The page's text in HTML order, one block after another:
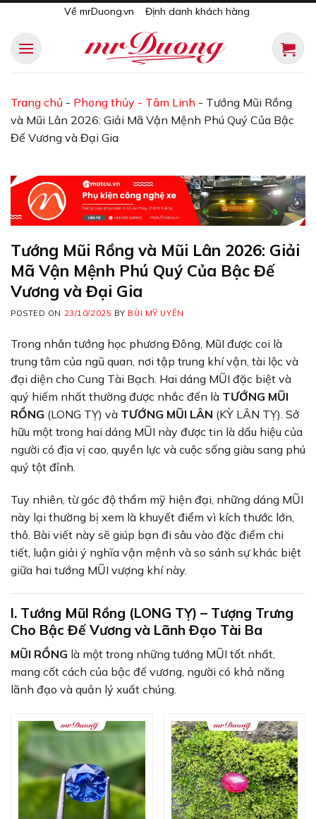
content
Về mrDuong.vn Định danh khách hàng
Trang chủ - Phong thủy - Tâm Linh - Tướng Mũi Rồng
và Mũi Lân 2026: Giải Mã Vận Mệnh Phú Quý Của Bậc
Đế Vương và Đại Gia
Tướng Mũi Rồng và Mũi Lân 2026: Giải
Mã Vận Mệnh Phú Quý Của Bậc Đế
Vương và Đại Gia
POSTED ON 23/10/2025 BY BÙI MỸ UYÊN
Trong nhân tướng học phương Đông, MũI được coi là
trung tâm của ngũ quan, nơi tập trung khí vận, tài lộc và
đại diện cho Cung Tài Bạch. Hai dáng MŨI đặc biệt và
quý hiếm nhất thường được nhắc đến là TƯỚNG MŨI
RỒNG (LONG TỴ) và TƯỚNG MŨI LÂN (KỲ LÂN TỴ). Sở
hữu một trong hai dáng MŨI này được tin là dấu hiệu của
người có địa vị cao, quyền lực và cuộc sống giàu sang phú
quý tột đỉnh.
Tuy nhiên, từ góc độ thẩm mỹ hiện đại, những dáng MŨI
này lại thường bị xem là khuyết điểm vì kích thước lớn,
thô. Bài viết này sẽ giúp bạn đi sâu vào đặc điểm chi
tiết, luận giải ý nghĩa vận mệnh và so sánh sự khác biệt
giữa hai tướng MŨI vượng khí này.
I. Tướng MũI Rồng (LONG TỴ) – Tượng Trưng
Cho Bậc Đế Vương và Lãnh Đạo Tài Ba
MŨI RỒNG là một trong những tướng MŨI tốt nhất,
mang cốt cách của bậc đế vương, người có khả năng
lãnh đạo và quản lý xuất chúng.